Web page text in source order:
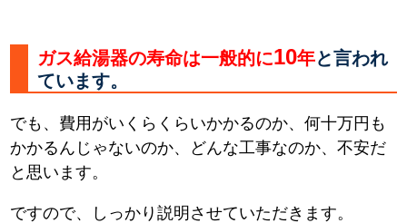
ガス給湯器の寿命は一般的に10年と言われ
ています。
でも、費用がいくらくらいかかるのか、何十万円も
かかるんじゃないのか、どんな工事なのか、不安だ
と思います。
ですので、しっかり説明させていただきます。